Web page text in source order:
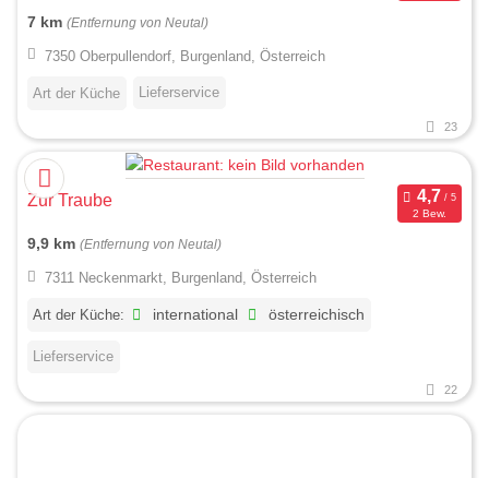
7 km (Entfernung von Neutal)
7350 Oberpullendorf, Burgenland, Österreich
Art der Küche Lieferservice
23
Zur Traube
2 Bew.
9,9 km (Entfernung von Neutal)
7311 Neckenmarkt, Burgenland, Österreich
Art der Küche: international österreichisch
Lieferservice
22